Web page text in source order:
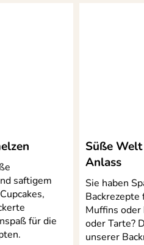
saftigem
für die
Süße
Anlass
Sie haben
Backrezepte
Muffins oder
oder Tarte?
unserer